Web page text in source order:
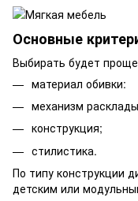
Основные
Выбирать будет
материал обивки:
механизм
конструкция;
стилистика.
По типу конструкции
детским или